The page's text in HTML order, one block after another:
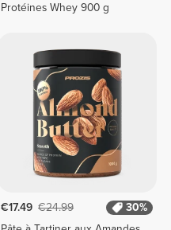
Protéines Whey 900 g
€17.49 €24.99
30%